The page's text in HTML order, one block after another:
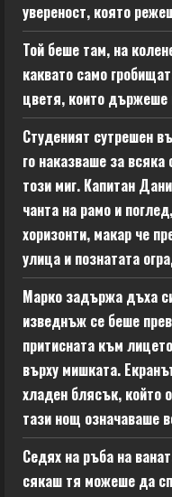
увереност, която
Той беше там, на
каквато само
цветя, които държеше
Студеният сутрешен
го наказваше за
този миг. Капитан
чанта на рамо и
хоризонти, макар че
улица и познатата
Марко задържа дъха
изведнъж се беше
притисната към
върху мишката.
хладен блясък, който
тази нощ означаваше
Седях на ръба на
сякаш тя можеше да